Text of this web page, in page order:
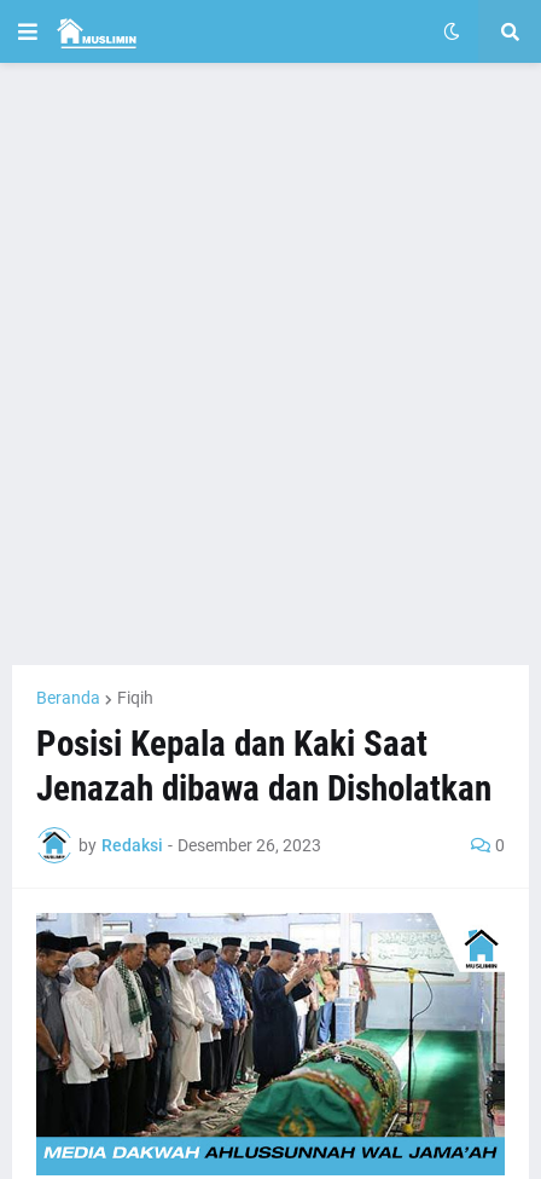
Beranda Fiqih
Posisi Kepala dan Kaki Saat
Jenazah dibawa dan Disholatkan
by Redaksi - Desember 26, 2023 0